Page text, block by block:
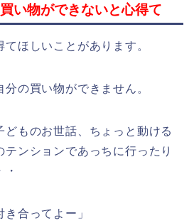
い物ができないと心得て
ほしいことがあります。
の買い物ができません。
どものお世話、ちょっと動ける
テンションであっちに行ったり
き合ってよー」